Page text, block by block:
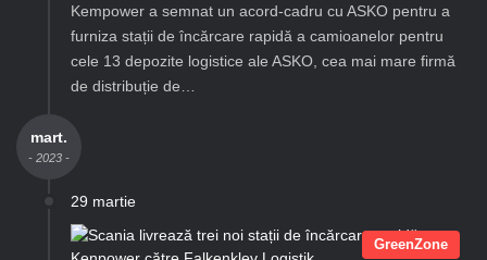
Kempower a semnat un acord-cadru cu ASKO pentru a
furniza stații de încărcare rapidă a camioanelor pentru
cele 13 depozite logistice ale ASKO, cea mai mare firmă
de distribuție de…
mart.
- 2023 -
29 martie
GreenZone